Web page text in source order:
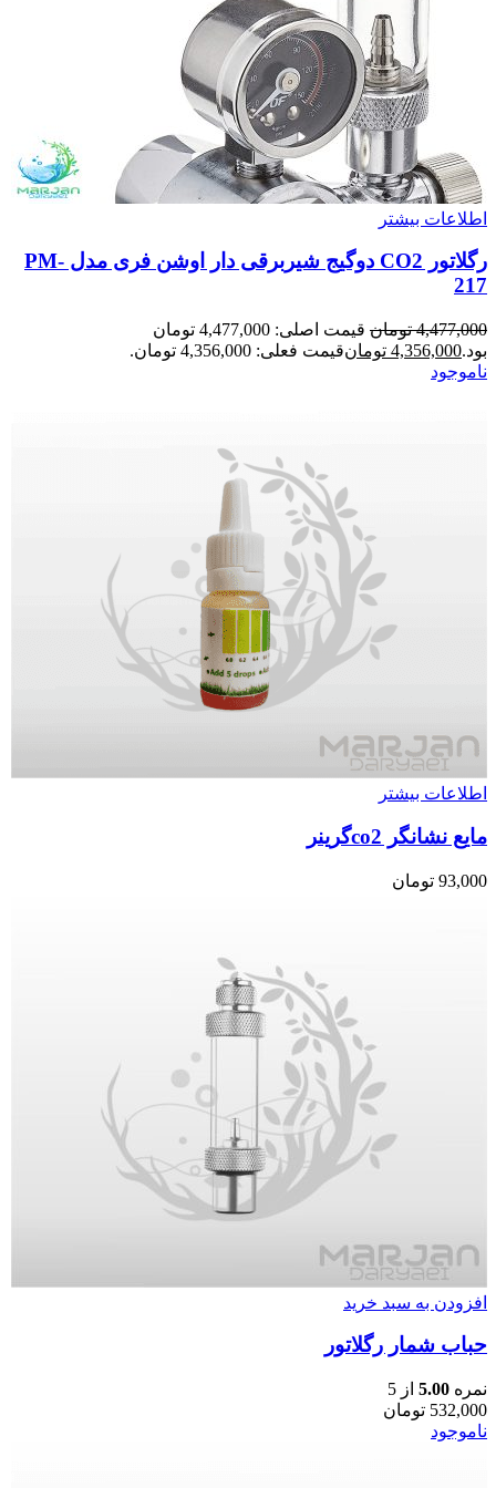
اطلاعات بیشتر
رگلاتور CO2 دوگیج شیربرقی دار اوشن فری مدل PM-
217
4,477,000 تومان
قیمت اصلی: 4,477,000 تومان
بود.4,356,000 تومانقیمت فعلی: 4,356,000 تومان.
ناموجود
اطلاعات بیشتر
مایع نشانگر co2گرینر
93,000 تومان
افزودن به سبد خرید
حباب شمار رگلاتور
نمره 5.00 از 5
532,000 تومان
ناموجود